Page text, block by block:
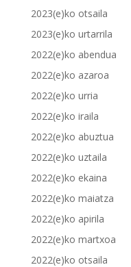
2023(e)ko otsaila
2023(e)ko urtarrila
2022(e)ko abendua
2022(e)ko azaroa
2022(e)ko urria
2022(e)ko iraila
2022(e)ko abuztua
2022(e)ko uztaila
2022(e)ko ekaina
2022(e)ko maiatza
2022(e)ko apirila
2022(e)ko martxoa
2022(e)ko otsaila